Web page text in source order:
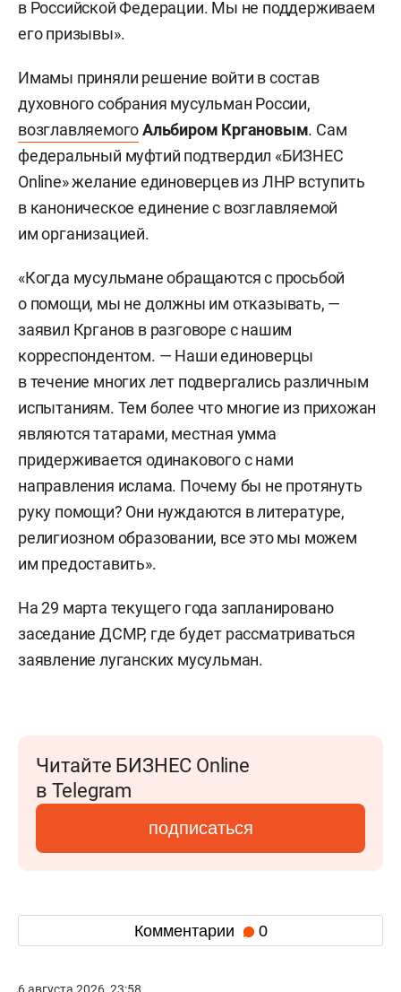
в Российской Федерации. Мы не поддерживаем
его призывы».
Имамы приняли решение войти в состав
духовного собрания мусульман России,
возглавляемогоАльбиром Кргановым. Сам
федеральный муфтий подтвердил «БИЗНЕС
Online» желание единоверцев из ЛНР вступить
в каноническое единение с возглавляемой
им организацией.
«Когда мусульмане обращаются с просьбой
о помощи, мы не должны им отказывать, —
заявил Крганов в разговоре с нашим
корреспондентом. — Наши единоверцы
в течение многих лет подвергались различным
испытаниям. Тем более что многие из прихожан
являются татарами, местная умма
придерживается одинакового с нами
направления ислама. Почему бы не протянуть
руку помощи? Они нуждаются в литературе,
религиозном образовании, все это мы можем
им предоставить».
На 29 марта текущего года запланировано
заседание ДСМР, где будет рассматриваться
заявление луганских мусульман.
Читайте БИЗНЕС Online
в Telegram
подписаться
Комментарии 0